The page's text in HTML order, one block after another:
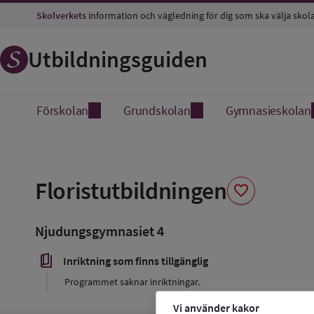
Vi använder kakor
Skolverkets information och vägledning för dig som ska välja
Utbildningsguiden
Förskolan Grundskolan Gymnasieskolan
Floristutbildningen favorite
favorit
Njudungsgymnasiet 4
book_5 Inriktning som finns tillgänglig
Programmet saknar inriktningar.